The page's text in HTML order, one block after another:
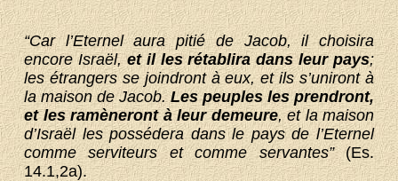
“Car l’Eternel aura pitié de Jacob, il choisira
encore Israël,et il les rétablira dans leur pays;
les étrangers se joindront à eux, et ils s’uniront à
la maison de Jacob.Les peuples les prendront,
et les ramèneront à leur demeure, et la maison
d’Israël les possédera dans le pays de l’Eternel
comme serviteurs et comme servantes”(Es.
14.1,2a).